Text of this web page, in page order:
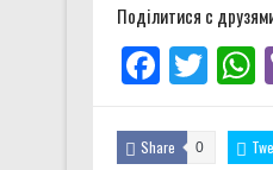
Поділитися с
Share 0